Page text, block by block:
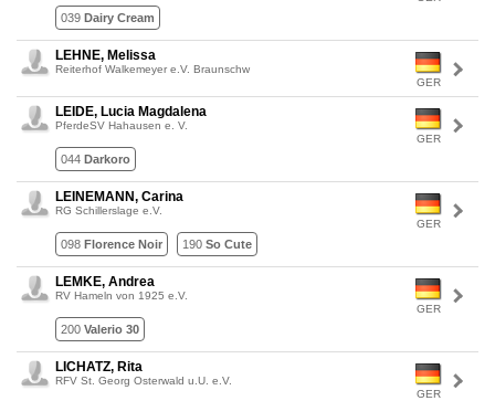
039 Dairy Cream
GER
LEHNE, Melissa
Reiterhof Walkemeyer e.V. Braunschw
GER
LEIDE, Lucia Magdalena
PferdeSV Hahausen e. V.
044 Darkoro
GER
LEINEMANN, Carina
RG Schillerslage e.V.
098 Florence Noir 190 So Cute
GER
LEMKE, Andrea
RV Hameln von 1925 e.V.
200 Valerio 30
GER
LICHATZ, Rita
RFV St. Georg Osterwald u.U. e.V.